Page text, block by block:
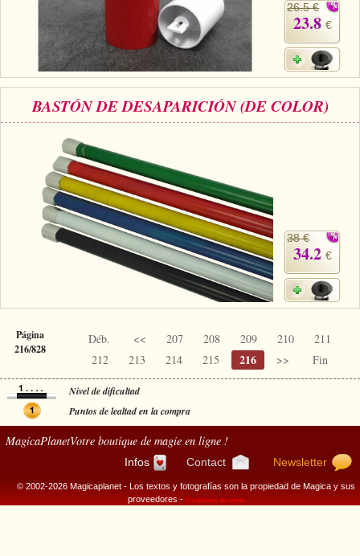
26.5 €
23.8 €
BASTÓN DE DESAPARICIÓN (DE COLOR)
38 €
34.2 €
Página
216/828
Déb. << 207 208 209 210
211
212
213 214 215 216 >> Fin
Nivel de dificultad
Puntos de lealtad en la compra
MagicaPlanetVotre boutique de magie en ligne !
Infos Contact Newsletter
© 2002-2026 Magicaplanet - Los textos y fotografías son la propiedad de Magica y sus
proveedores - Conditiones de ventas